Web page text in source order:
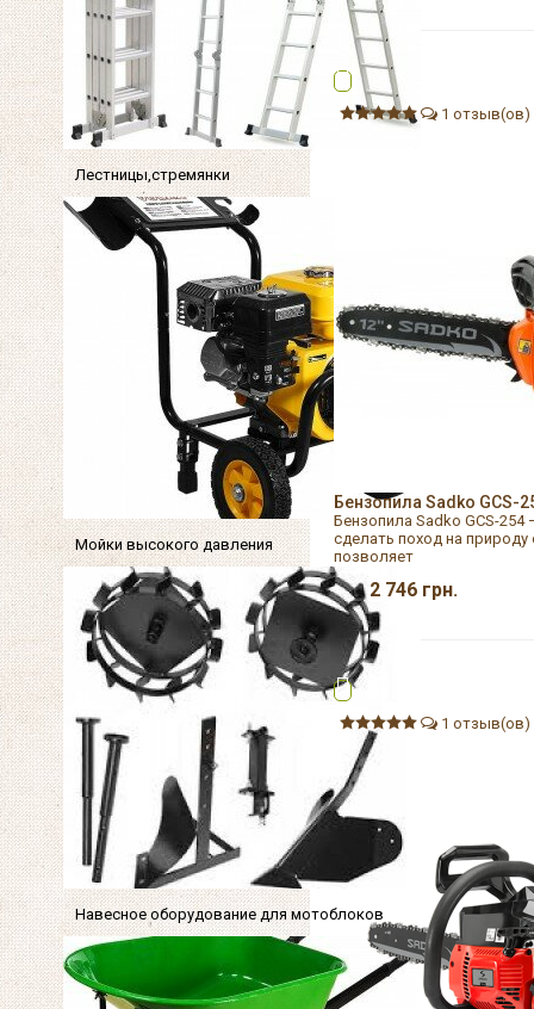
Лестницы,стремянки
Мойки высокого давления
Навесное оборудование для мотоблоков
1 отзыв(ов)
Бензопила Sadko GCS-
Бензопила Sadko GCS-
сделать поход на
позволяет
2 746 грн.
1 отзыв(ов)